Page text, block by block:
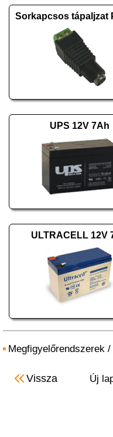
Sorkapcsos tápaljzat
UPS 12V 7Ah
ULTRACELL 12V
Megfigyelőrendszerek /
Vissza Új